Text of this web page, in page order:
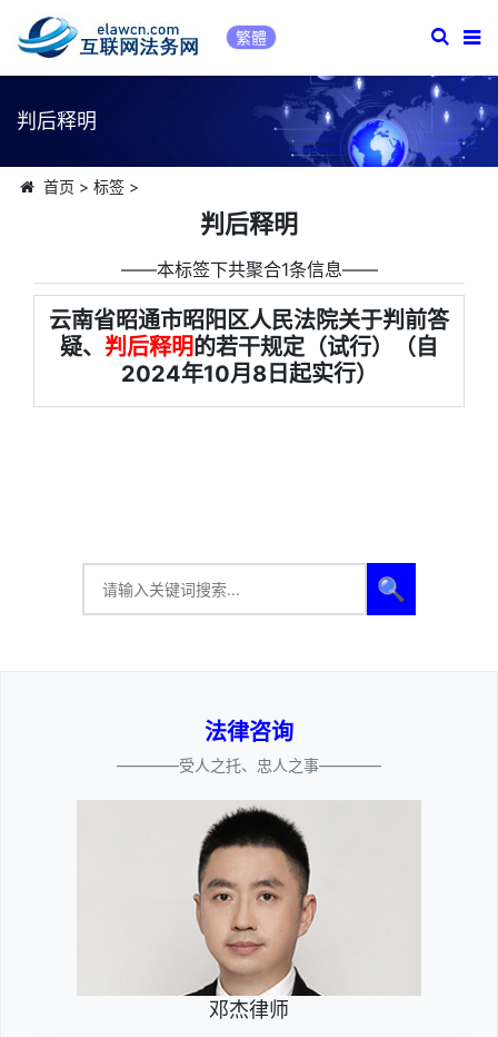
繁體
判后释明
首页 > 标签>
判后释明
――本标签下共聚合1条信息――
云南省昭通市昭阳区人民法院关于判前答
疑、 判后释明的若干规定（试行）（自
2024年10月8日起实行）
🔍
法律咨询
————受人之托、忠人之事————
邓杰律师